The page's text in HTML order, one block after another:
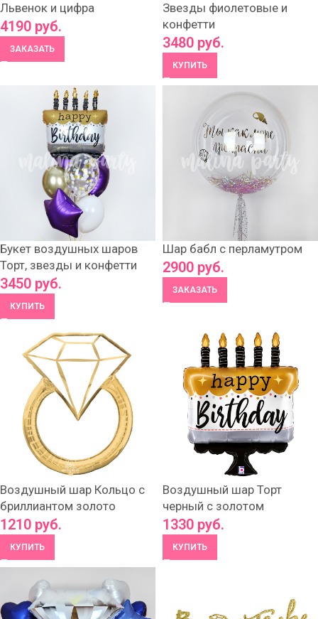
Львенок и цифра
4190 руб.
ЗАКАЗАТЬ
Звезды фиолетовые и
конфетти
3480 руб.
КУПИТЬ
Букет воздушных шаров
Торт, звезды и конфетти
3450 руб.
КУПИТЬ
Шар бабл с перламутром
2900 руб.
ЗАКАЗАТЬ
Воздушный шар Кольцо с
бриллиантом золото
1210 руб.
КУПИТЬ
Воздушный шар Торт
черный с золотом
1330 руб.
КУПИТЬ